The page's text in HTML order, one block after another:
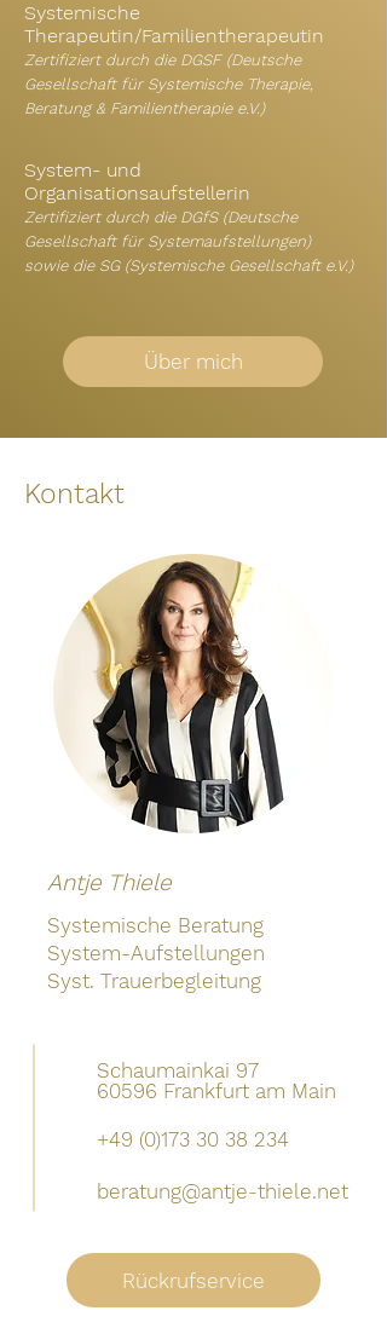
Systemische
Therapeutin/Familientherapeutin
Zertifiziert durch die DGSF (Deutsche
Gesellschaft für Systemische Therapie,
Beratung & Familientherapie e.V.)
System- und
Organisationsaufstellerin
Zertifiziert durch die DGfS (Deutsche
Gesellschaft für Systemaufstellungen)
sowie die SG (Systemische Gesellschaft e.V.)
Über mich
Kontakt
Antje Thiele
Systemische Beratung
System-Aufstellungen
Syst. Trauerbegleitung
Schaumainkai 97
60596 Frankfurt am Main
+49 (0)173 30 38 234
beratung@antje-thiele.net
Rückrufservice